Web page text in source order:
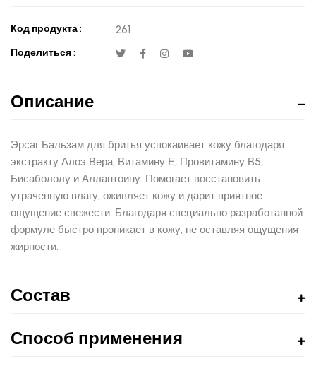
Код продукта : 261
Поделиться :
Описание
Эрсаг Бальзам для бритья успокаивает кожу благодаря
экстракту Алоэ Вера, Витамину Е, Провитамину В5,
Бисабололу и Аллантоину. Помогает восстановить
утраченную влагу, оживляет кожу и дарит приятное
ощущение свежести. Благодаря специально разработанной
формуле быстро проникает в кожу, не оставляя ощущения
жирности.
Состав
Способ применения